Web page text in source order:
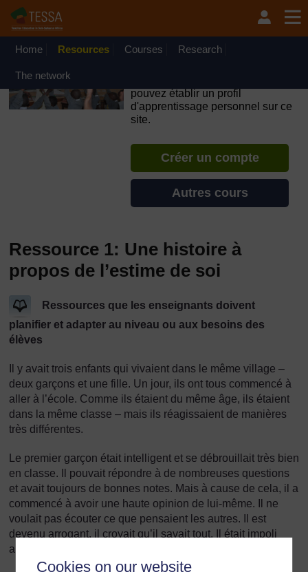
Cookies on our website
Passer au contenu principal
OpenLearn Create will be unavailable on Wednesday 12
August 2026 from 8am to 10.30am (GMT) due to routine
Home Resources Courses Research
The network
pouvez établir un profil
d'apprentissage personnel sur ce
site.
Créer un compte
Autres cours
Ressource 1: Une histoire à
propos de l’estime de soi
Ressources que les enseignants doivent
planifier et adapter au niveau ou aux besoins des
élèves
Il y avait trois enfants qui vivaient dans le même village –
deux garçons et une fille. Un jour, ils ont tous commencé à
aller à l’école. Comme ils étaient du même âge, ils étaient
dans la même classe – mais ils réagissaient de manières
très différentes.
Le premier garçon était intelligent et se débrouillait très bien
en classe. Il pouvait répondre à de nombreuses questions
et avait toujours de bonnes notes. Mais à cause de cela, il a
commencé à avoir une haute opinion de lui-même. Il ne
voulait pas écouter ce que pensaient les autres. Il est
devenu arrogant, il croyait qu’il savait tout. Il était impoli
avec les autres et a commencé à perdre ses amis.